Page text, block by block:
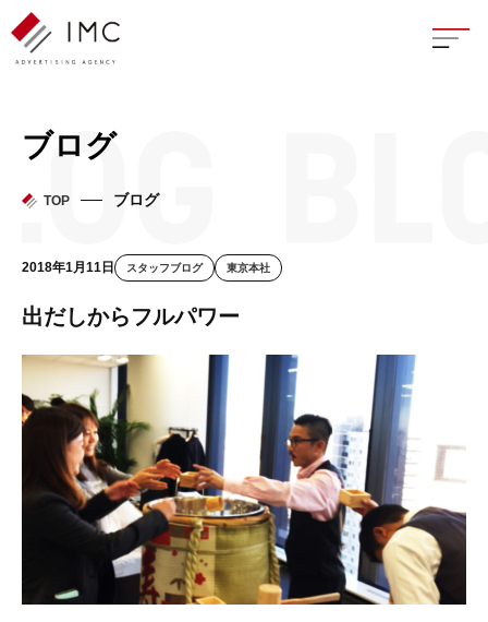
座談
フェ
ブログ
TOP ブログ
2018年1月11日 スタッフブログ 東京本社
出だしからフルパワー